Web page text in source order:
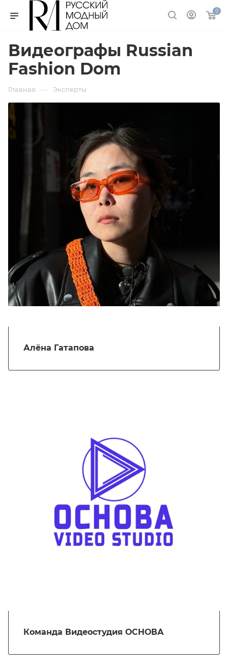
0
Видеографы Russian
Fashion Dom
Главная — Эксперты
Алёна Гатапова
Команда Видеостудия ОСНОВА